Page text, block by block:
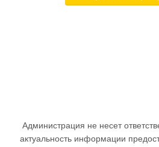
Администрация не несет
актуальность информации